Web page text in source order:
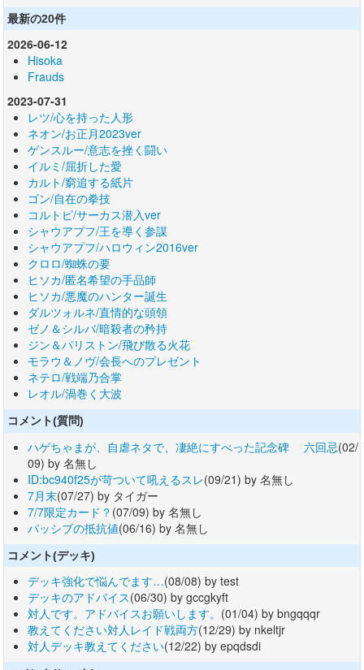
最新の20件
2026-06-12
Hisoka
Frauds
2023-07-31
レツ/心を持った人形
ネオン/お正月2023ver
ゲンスルー/意志を挫く闘い
イルミ/屈折した愛
カルト/窮追する紙片
ゴン/自在の拳技
コルトピ/サーカス潜入ver
シャウアプフ/王を導く参謀
シャウアプフ/ハロウィン2016ver
クロロ/蜘蛛の要
ヒソカ/匿名希望の手品師
ヒソカ/悪魔のハンター誕生
ダルツォルネ/直情的な頭領
ゼノ＆シルバ/暗殺者の矜持
ジン＆パリストン/飛び散る火花
モラウ＆ノヴ/会長へのプレゼント
ネテロ/戦端乃合掌
レオル/渦巻く大波
コメント(質問)
ハゲちゃまが、自虐ネタで、凄絶にすべった記念碑 六回忌(02/
09) by 名無し
ID:bc940f25が苛ついて吼えるスレ(09/21) by 名無し
7月末(07/27) by タイガー
7/7限定カード？ (07/09) by 名無し
パッシブの抵抗値(06/16) by 名無し
コメント(デッキ)
デッキ強化で悩んでます…(08/08) by test
デッキのアドバイス(06/30) by gccgkyft
対人です。アドバイスお願いします。 (01/04) by bngqqqr
教えてください対人レイド戦両方(12/29) by nkeltjr
対人デッキ教えてください(12/22) by epqdsdi